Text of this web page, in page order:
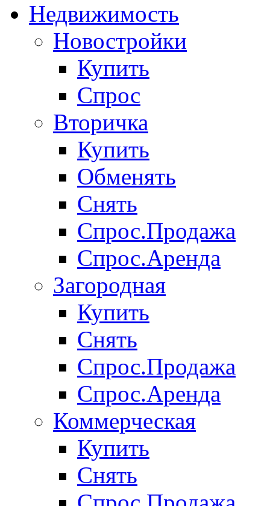
Недвижимость
Новостройки
Купить
Спрос
Вторичка
Купить
Обменять
Снять
Спрос.Продажа
Спрос.Аренда
Загородная
Купить
Снять
Спрос.Продажа
Спрос.Аренда
Коммерческая
Купить
Снять